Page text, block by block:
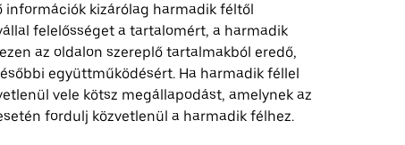
információk kizárólag harmadik féltől
felelősséget a tartalomért, a harmadik
az oldalon szereplő tartalmakból eredő,
együttműködésért. Ha harmadik féllel
vele kötsz megállapodást, amelynek az
fordulj közvetlenül a harmadik félhez.